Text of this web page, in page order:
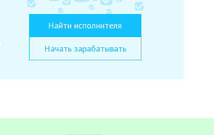
Найти исполнителя
Начать зарабатывать